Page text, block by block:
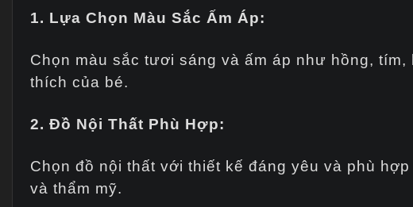
1. Lựa Chọn Màu Sắc Ấm Áp:
Chọn màu sắc tươi sáng và ấm áp như hồng,
thích của bé.
2. Đồ Nội Thất Phù Hợp:
Chọn đồ nội thất với thiết kế đáng yêu và phù
và thẩm mỹ.